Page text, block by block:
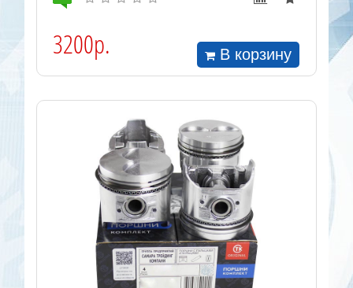
3200р. В корзину